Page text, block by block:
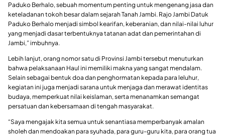
Paduko Berhalo, sebuah momentum penting untuk mengenang jasa dan
keteladanan tokoh besar dalam sejarah Tanah Jambi. Rajo Jambi Datuk
Paduko Berhalo menjadi simbol kearifan, keberanian, dan nilai-nilai luhur
yang menjadi dasar terbentuknya tatanan adat dan pemerintahan di
Jambi,” imbuhnya.
Lebih lanjut, orang nomor satu di Provinsi Jambi tersebut menuturkan
bahwa pelaksanaan Haul ini memiliki makna yang sangat mendalam.
Selain sebagai bentuk doa dan penghormatan kepada para leluhur,
kegiatan ini juga menjadi sarana untuk menjaga dan merawat identitas
budaya, memperkuat nilai keislaman, serta menanamkan semangat
persatuan dan kebersamaan di tengah masyarakat.
“Saya mengajak kita semua untuk senantiasa memperbanyak amalan
sholeh dan mendoakan para syuhada, para guru-guru kita, para orang tua